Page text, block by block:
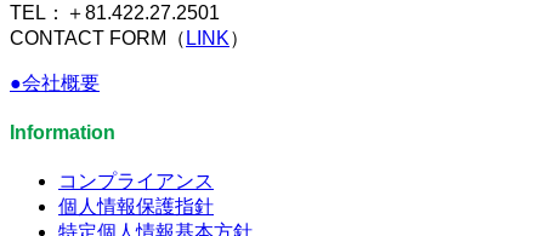
TEL：＋81.422.27.2501
CONTACT FORM（ LINK）
●会社概要
Information
コンプライアンス
個人情報保護指針
特定個人情報基本方針